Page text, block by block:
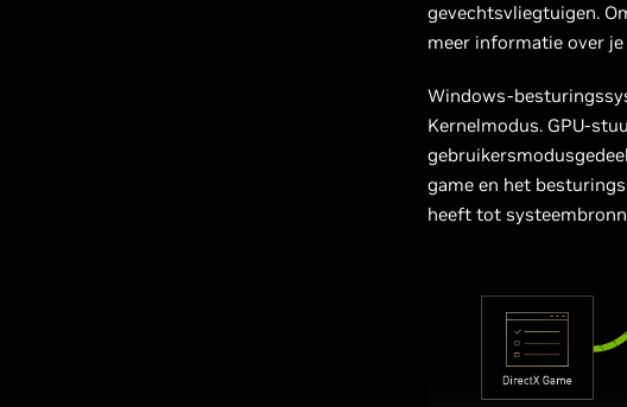
gevechtsvliegtuigen.
meer informatie over
Windows-
Kernelmodus. GPU-
game en het
heeft tot